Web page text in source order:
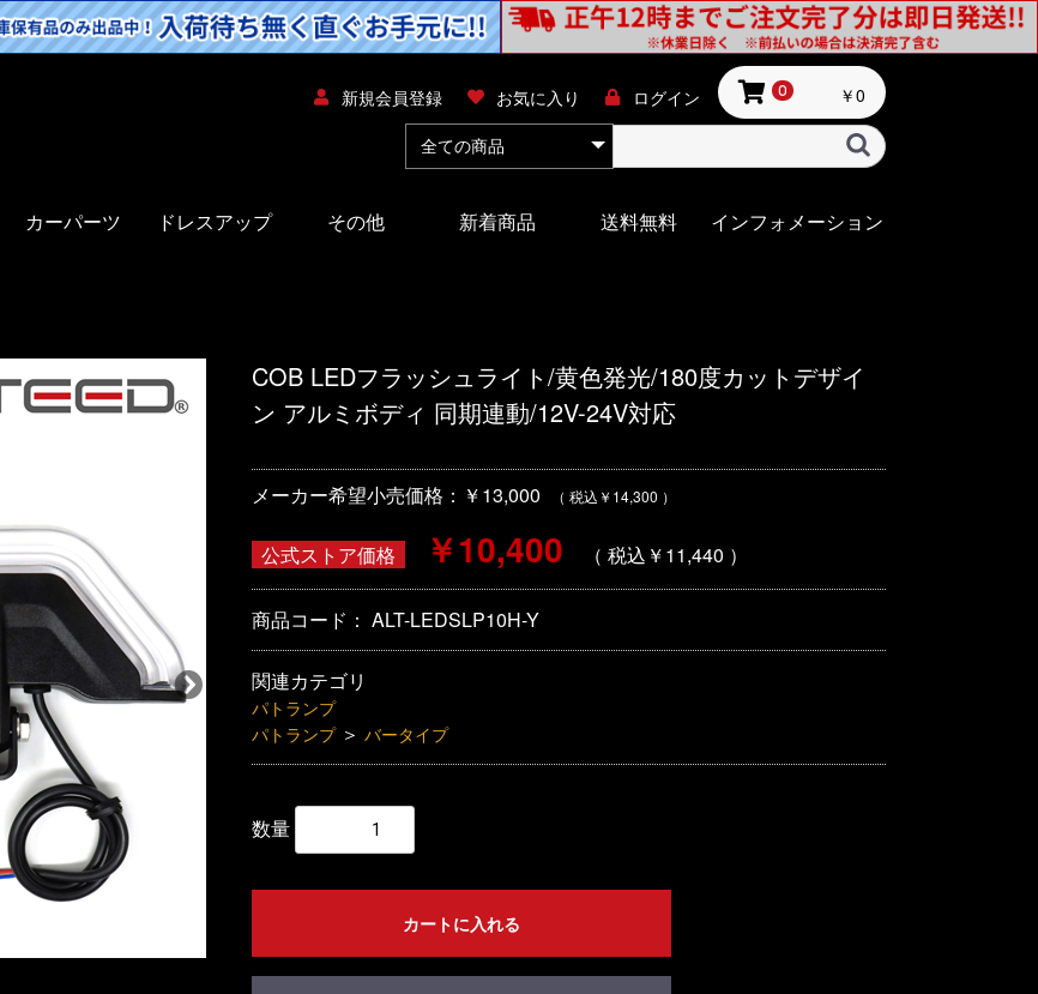
新規会員登録 お気に入り ログイン 0 ￥0
カーパーツ ドレスアップ その他 新着商品 送料無料 インフォメーション
COB LEDフラッシュライト/黄色発光/180度カットデザイ
ン アルミボディ 同期連動/12V-24V対応
メーカー希望小売価格：￥13,000 （ 税込￥14,300 ）
公式ストア価格 ￥10,400 （ 税込￥11,440 ）
商品コード： ALT-LEDSLP10H-Y
関連カテゴリ
パトランプ
パトランプ ＞ バータイプ
数量
カートに入れる